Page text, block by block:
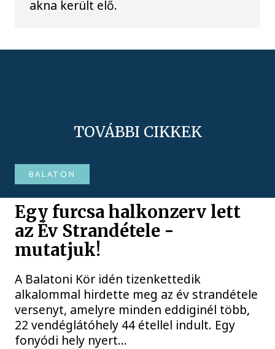
akna került elő.
TOVÁBBI CIKKEK
BALATON
Egy furcsa halkonzerv lett
az Év Strandétele -
mutatjuk!
A Balatoni Kör idén tizenkettedik
alkalommal hirdette meg az év strandétele
versenyt, amelyre minden eddiginél több,
22 vendéglátóhely 44 étellel indult. Egy
fonyódi hely nyert...